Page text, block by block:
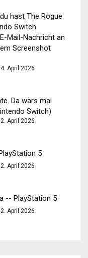
hast The Rogue
Switch
Mail-Nachricht an
Screenshot
April 2026
Da wärs mal
Switch)
April 2026
5
April 2026
-- PlayStation 5
April 2026